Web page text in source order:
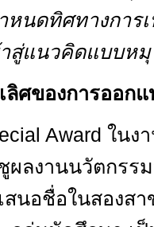
หนดทิศทางการ
สู่แนวคิดแบบหมุ
ลิศของการออก
Award ในง
ผลงานนวัตกร
สนอชื่อในสองส